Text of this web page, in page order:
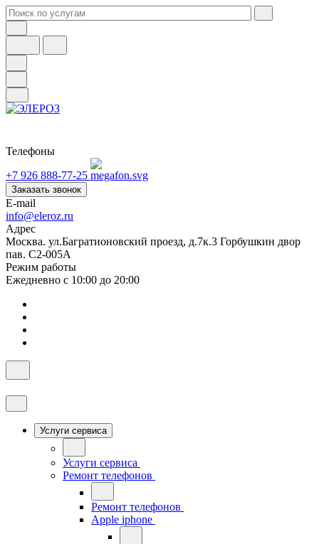
Телефоны
+7 926 888-77-25
Заказать звонок
E-mail
info@eleroz.ru
Адрес
Москва. ул.Багратионовский проезд, д.7к.3 Горбушкин двор
пав. C2-005A
Режим работы
Ежедневно с 10:00 до 20:00
Услуги сервиса
Услуги сервиса
Ремонт телефонов
Ремонт телефонов
Apple iphone